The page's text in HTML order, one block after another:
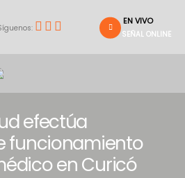
EN VIVO
SEÑAL ONLINE
efectúa
funcionamiento
en Curicó